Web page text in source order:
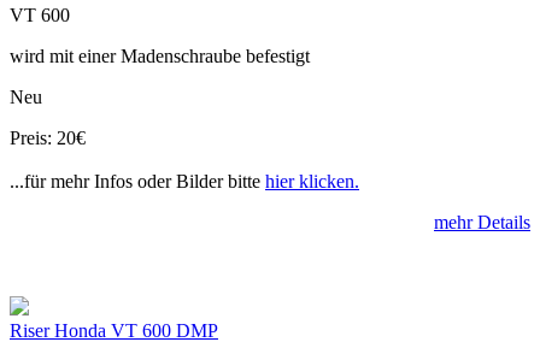
VT 600
wird mit einer Madenschraube befestigt
Neu
Preis: 20€
...für mehr Infos oder Bilder bitte hier klicken.
mehr Details
Riser Honda VT 600 DMP